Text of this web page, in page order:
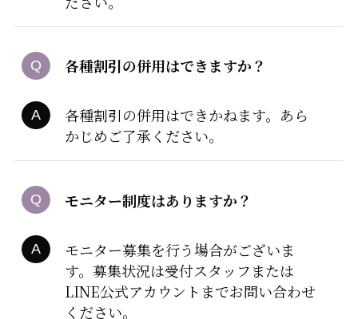
各種割引の併用はできますか？
各種割引の併用はできかねます。あら
かじめご了承ください。
モニター制度はありますか？
モニター募集を行う場合がございま
す。募集状況は受付スタッフまたは
LINE公式アカウントまでお問い合わせ
ください。